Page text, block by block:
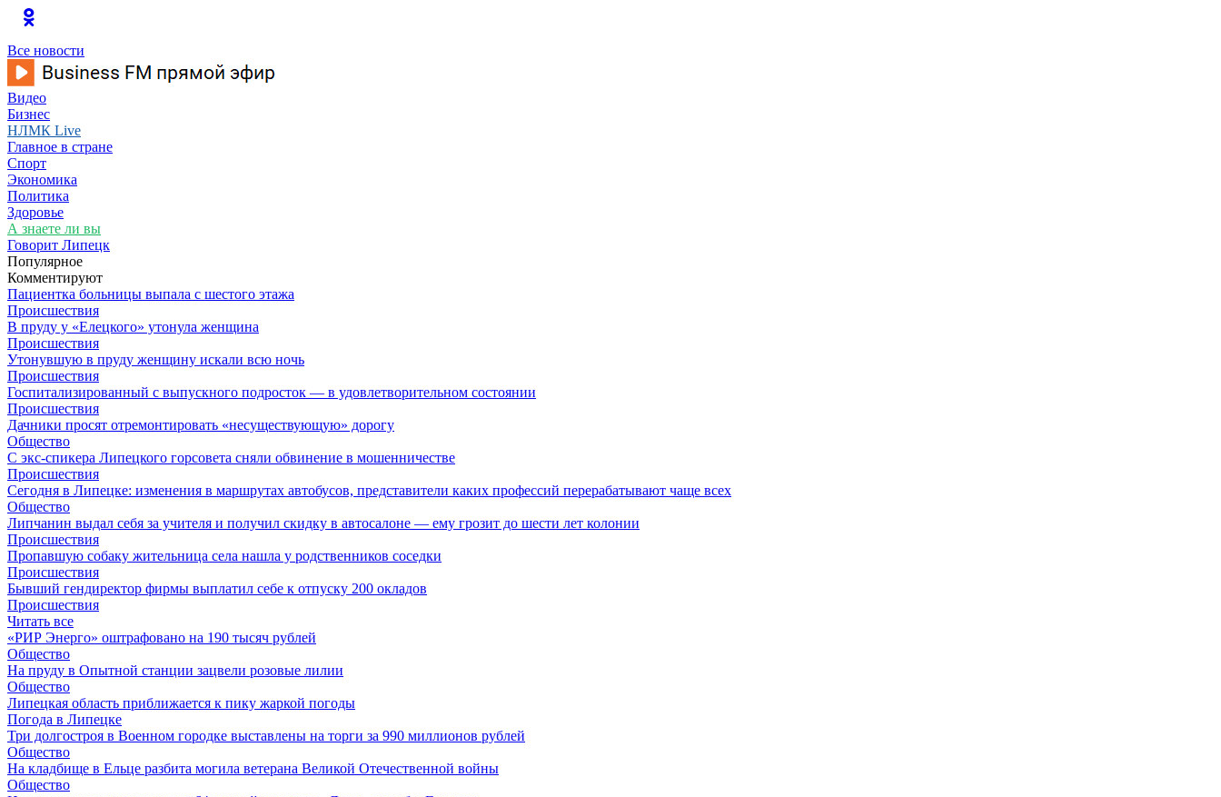
Все новости
Видео
Бизнес
НЛМК Live
Главное в стране
Спорт
Экономика
Политика
Здоровье
А знаете ли вы
Говорит Липецк
Популярное
Комментируют
Пациентка больницы выпала с шестого этажа
Происшествия
В пруду у «Елецкого» утонула женщина
Происшествия
Утонувшую в пруду женщину искали всю ночь
Происшествия
Госпитализированный с выпускного подросток — в удовлетворительном состоянии
Происшествия
Дачники просят отремонтировать «несуществующую» дорогу
Общество
С экс-спикера Липецкого горсовета сняли обвинение в мошенничестве
Происшествия
Сегодня в Липецке: изменения в маршрутах автобусов, представители каких профессий перерабатывают чаще всех
Общество
Липчанин выдал себя за учителя и получил скидку в автосалоне — ему грозит до шести лет колонии
Происшествия
Пропавшую собаку жительница села нашла у родственников соседки
Происшествия
Бывший гендиректор фирмы выплатил себе к отпуску 200 окладов
Происшествия
Читать все
«РИР Энерго» оштрафовано на 190 тысяч рублей
Общество
На пруду в Опытной станции зацвели розовые лилии
Общество
Липецкая область приближается к пику жаркой погоды
Погода в Липецке
Три долгостроя в Военном городке выставлены на торги за 990 миллионов рублей
Общество
На кладбище в Ельце разбита могила ветерана Великой Отечественной войны
Общество